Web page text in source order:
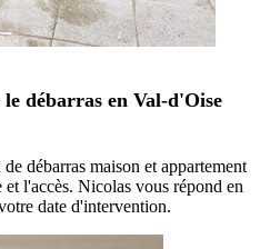
débarras en Val-d'Oise
débarras maison et appartement
l'accès. Nicolas vous répond en
date d'intervention.